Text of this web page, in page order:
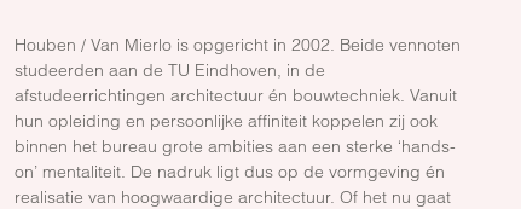
Houben / Van Mierlo is opgericht in 2002. Beide vennoten
studeerden aan de TU Eindhoven, in de
afstudeerrichtingen architectuur én bouwtechniek. Vanuit
hun opleiding en persoonlijke affiniteit koppelen zij ook
binnen het bureau grote ambities aan een sterke ‘hands-
on’ mentaliteit. De nadruk ligt dus op de vormgeving én
realisatie van hoogwaardige architectuur. Of het nu gaat